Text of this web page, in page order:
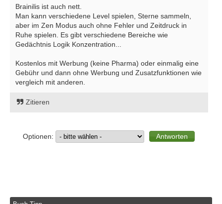
Brainilis ist auch nett.
Man kann verschiedene Level spielen, Sterne sammeln,
aber im Zen Modus auch ohne Fehler und Zeitdruck in
Ruhe spielen. Es gibt verschiedene Bereiche wie
Gedächtnis Logik Konzentration...
Kostenlos mit Werbung (keine Pharma) oder einmalig eine
Gebühr und dann ohne Werbung und Zusatzfunktionen wie
vergleich mit anderen.
Zitieren
Optionen: